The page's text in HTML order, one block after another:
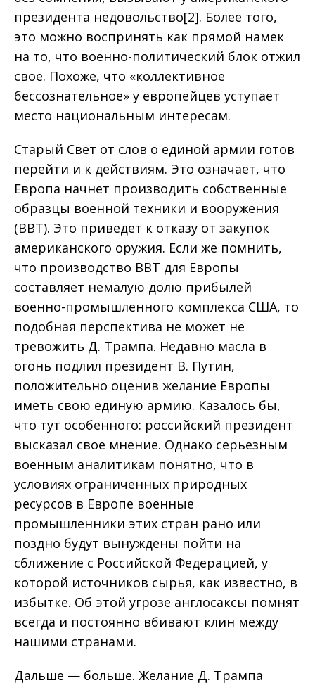
президента недовольство[2]. Более того,
это можно воспринять как прямой намек
на то, что военно-политический блок отжил
свое. Похоже, что «коллективное
бессознательное» у европейцев уступает
место национальным интересам.
Старый Свет от слов о единой армии готов
перейти и к действиям. Это означает, что
Европа начнет производить собственные
образцы военной техники и вооружения
(ВВТ). Это приведет к отказу от закупок
американского оружия. Если же помнить,
что производство ВВТ для Европы
составляет немалую долю прибылей
военно-промышленного комплекса США, то
подобная перспектива не может не
тревожить Д. Трампа. Недавно масла в
огонь подлил президент В. Путин,
положительно оценив желание Европы
иметь свою единую армию. Казалось бы,
что тут особенного: российский президент
высказал свое мнение. Однако серьезным
военным аналитикам понятно, что в
условиях ограниченных природных
ресурсов в Европе военные
промышленники этих стран рано или
поздно будут вынуждены пойти на
сближение с Российской Федерацией, у
которой источников сырья, как известно, в
избытке. Об этой угрозе англосаксы помнят
всегда и постоянно вбивают клин между
нашими странами.
Дальше — больше. Желание Д. Трампа